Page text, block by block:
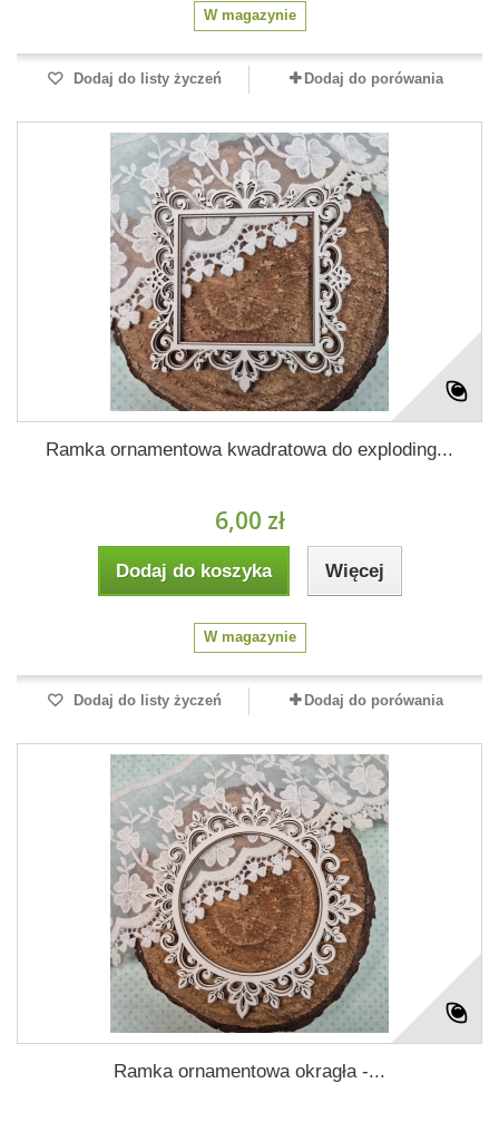
W magazynie
Dodaj do listy życzeń Dodaj do porówania
Ramka ornamentowa kwadratowa do exploding...
6,00 zł
Dodaj do koszyka Więcej
W magazynie
Dodaj do listy życzeń Dodaj do porówania
Ramka ornamentowa okragła -...